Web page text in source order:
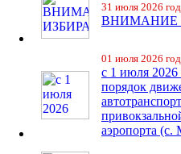
31 июля 2026
ВНИМАНИЕ
01 июля 2026
с 1 июля 2026
порядок
аэропорта (с.